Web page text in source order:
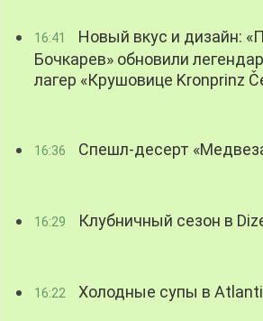
16:41
Новый вкус и дизайн:
Бочкарев» обновили
лагер «Крушовице Kronprinz
16:36 Спешл-десерт
16:29 Клубничный сезон в
16:22 Холодные супы в